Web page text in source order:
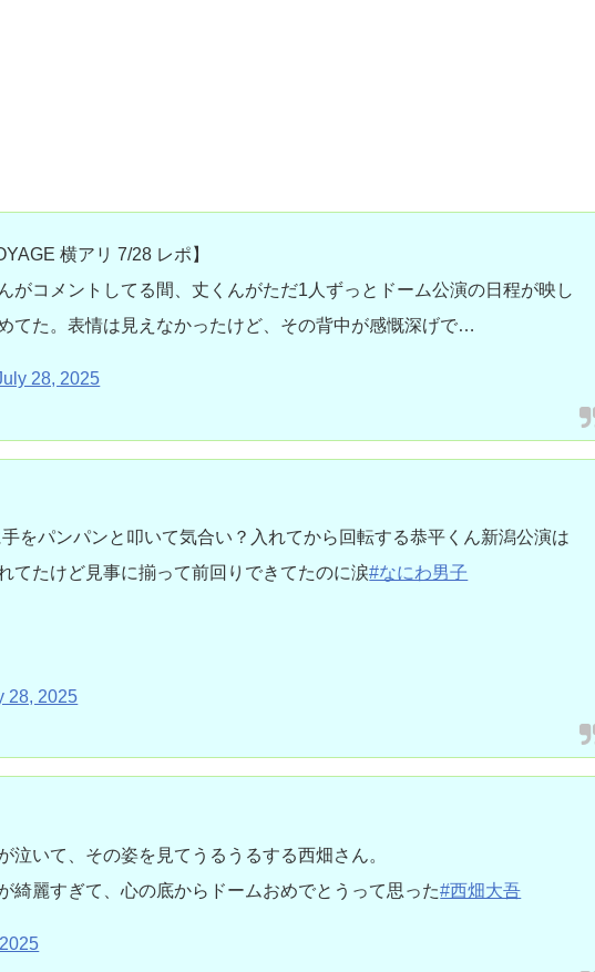
横アリ 7/28 レポ】
がコメントしてる間、丈くんがただ1人ずっとドーム公演の日程が映し
てた。表情は見えなかったけど、その背中が感慨深げで…
28, 2025
をパンパンと叩いて気合い？入れてから回転する恭平くん新潟公演は
てたけど見事に揃って前回りできてたのに涙#なにわ男子
28, 2025
泣いて、その姿を見てうるうるする西畑さん。
綺麗すぎて、心の底からドームおめでとうって思った#西畑大吾